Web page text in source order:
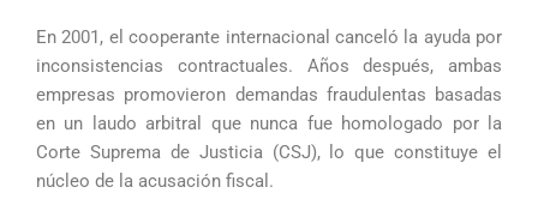
En 2001, el cooperante internacional canceló la ayuda por
inconsistencias contractuales. Años después, ambas
empresas promovieron demandas fraudulentas basadas
en un laudo arbitral que nunca fue homologado por la
Corte Suprema de Justicia (CSJ), lo que constituye el
núcleo de la acusación fiscal.